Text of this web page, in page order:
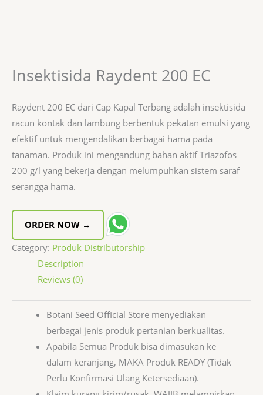
Insektisida Raydent 200 EC
Raydent 200 EC dari Cap Kapal Terbang adalah insektisida
racun kontak dan lambung berbentuk pekatan emulsi yang
efektif untuk mengendalikan berbagai hama pada
tanaman. Produk ini mengandung bahan aktif Triazofos
200 g/l yang bekerja dengan melumpuhkan sistem saraf
serangga hama.
ORDER NOW →
Category: Produk Distributorship
Description
Reviews (0)
Botani Seed Official Store menyediakan
berbagai jenis produk pertanian berkualitas.
Apabila Semua Produk bisa dimasukan ke
dalam keranjang, MAKA Produk READY (Tidak
Perlu Konfirmasi Ulang Ketersediaan).